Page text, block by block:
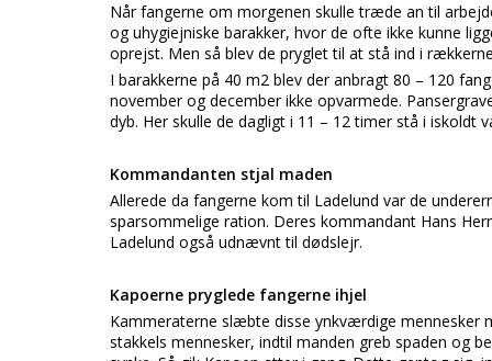
Når fangerne om morgenen skulle træde an til
og uhygiejniske barakker, hvor de ofte ikke kunne
oprejst. Men så blev de pryglet til at stå ind i
I barakkerne på 40 m2 blev der anbragt 80 – 120
november og december ikke opvarmede.
dyb. Her skulle de dagligt i 11 – 12 timer stå i iskoldt
Kommandanten stjal maden
Allerede da fangerne kom til Ladelund var de
sparsommelige ration. Deres kommandant Hans
Ladelund også udnævnt til dødslejr.
Kapoerne pryglede fangerne ihjel
Kammeraterne slæbte disse ynkværdige mennesker
stakkels mennesker, indtil manden greb spaden og